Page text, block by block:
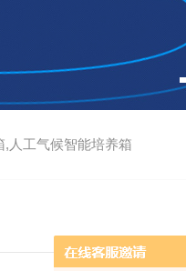
人工气候智能培养箱